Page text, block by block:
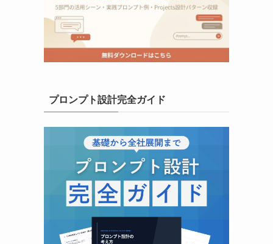
プロンプト設計完全ガイド